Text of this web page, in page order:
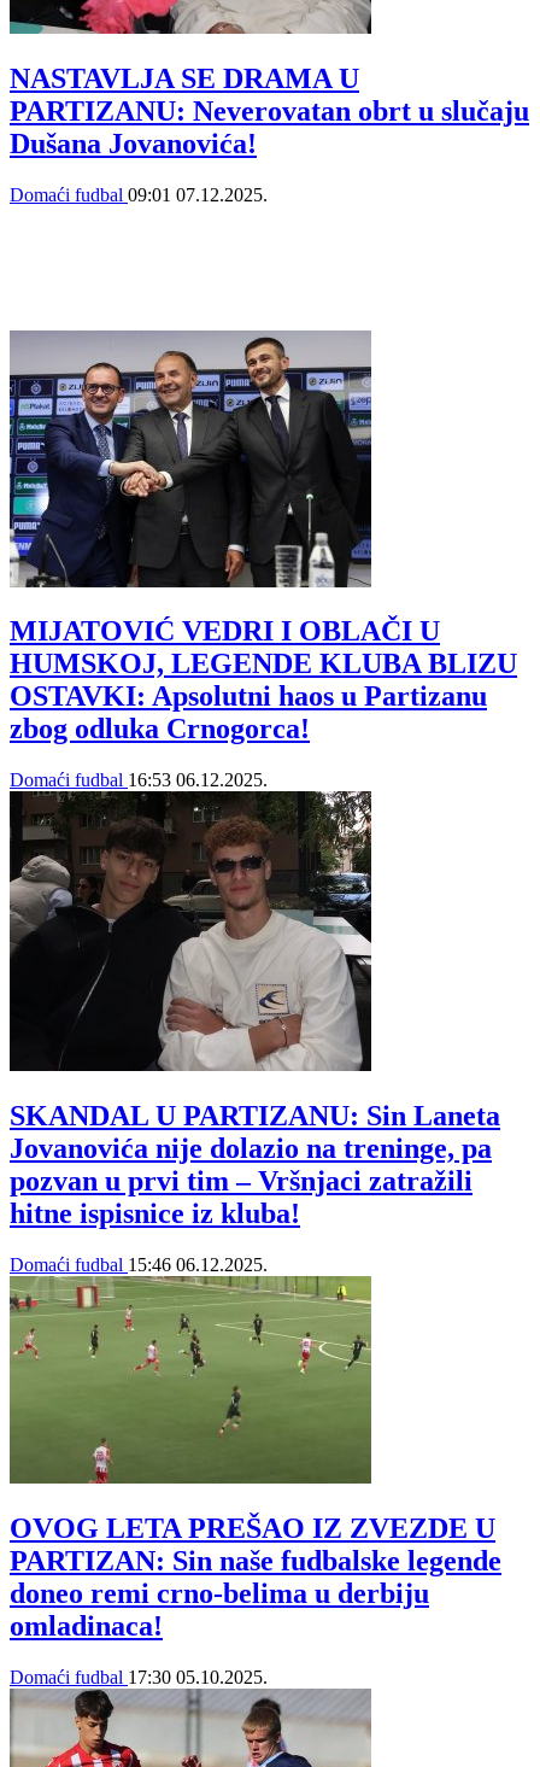
NASTAVLJA SE DRAMA U
PARTIZANU: Neverovatan obrt u slučaju
Dušana Jovanovića!
Domaći fudbal 09:01 07.12.2025.
MIJATOVIĆ VEDRI I OBLAČI U
HUMSKOJ, LEGENDE KLUBA BLIZU
OSTAVKI: Apsolutni haos u Partizanu
zbog odluka Crnogorca!
Domaći fudbal 16:53 06.12.2025.
SKANDAL U PARTIZANU: Sin Laneta
Jovanovića nije dolazio na treninge, pa
pozvan u prvi tim – Vršnjaci zatražili
hitne ispisnice iz kluba!
Domaći fudbal 15:46 06.12.2025.
OVOG LETA PREŠAO IZ ZVEZDE U
PARTIZAN: Sin naše fudbalske legende
doneo remi crno-belima u derbiju
omladinaca!
Domaći fudbal 17:30 05.10.2025.